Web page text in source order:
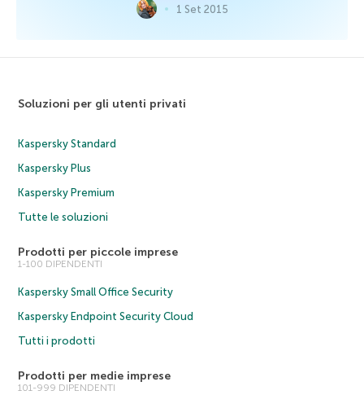
1 Set 2015
Soluzioni per gli utenti privati
Kaspersky Standard
Kaspersky Plus
Kaspersky Premium
Tutte le soluzioni
Prodotti per piccole imprese
1-100 DIPENDENTI
Kaspersky Small Office Security
Kaspersky Endpoint Security Cloud
Tutti i prodotti
Prodotti per medie imprese
101-999 DIPENDENTI